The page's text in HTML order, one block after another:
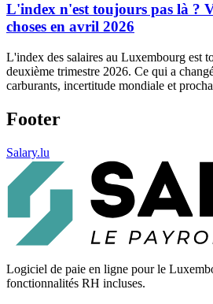
L'index n'est toujours pas là ?
choses en avril 2026
L'index des salaires au Luxembourg est
deuxième trimestre 2026. Ce qui a
carburants, incertitude mondiale et
Footer
Salary.lu
Logiciel de paie en ligne pour le
fonctionnalités RH incluses.